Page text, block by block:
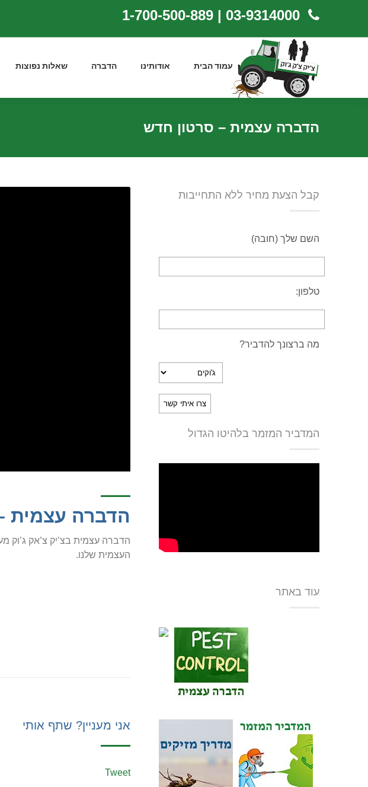
עמוד הבית אודותינו הדברה שאלות נפוצות
הדברה עצמית – סרטון חדש
הדברה עצמית
הדברה עצמית בצ’יק צ’אק ג’וק
העצמית שלנו.
אני מעניין? שתף אותי
Tweet
קבל הצעת מחיר ללא התחייבות
השם שלך (חובה)
טלפון:
מה ברצונך להדביר?
המדביר המזמר בלהיטו הגדול
עוד באתר